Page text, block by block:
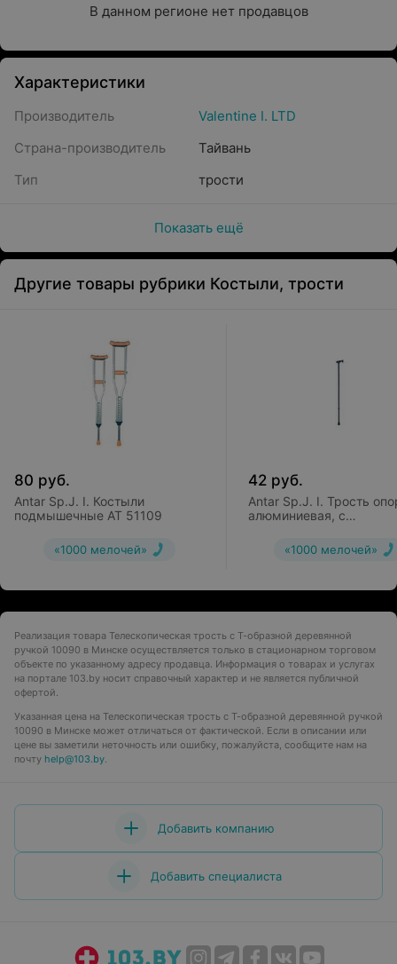
В данном регионе нет продавцов
Характеристики
Производитель
Valentine I. LTD
Страна-производитель
Тайвань
Тип
трости
Показать ещё
Другие товары рубрики Костыли, трости
80 руб.
Antar Sp.J. I. Костыли
подмышечные АТ 51109
«1000 мелочей»
42 руб.
Antar Sp.J. I. Трость
алюминиевая, с
«1000 мелочей»
Реализация товара Телескопическая трость с Т-образной деревянной
ручкой 10090 в Минске осуществляется только в стационарном торговом
объекте по указанному адресу продавца. Информация о товарах и услугах
на портале 103.by носит справочный характер и не является публичной
офертой.
Указанная цена на Телескопическая трость с Т-образной деревянной ручкой
10090 в Минске может отличаться от фактической. Если в описании или
цене вы заметили неточность или ошибку, пожалуйста, сообщите нам на
почту help@103.by.
Добавить компанию
Добавить специалиста